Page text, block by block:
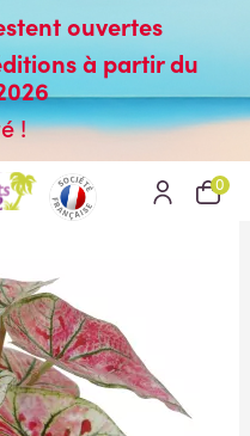
ouvertes
à partir du
!
0